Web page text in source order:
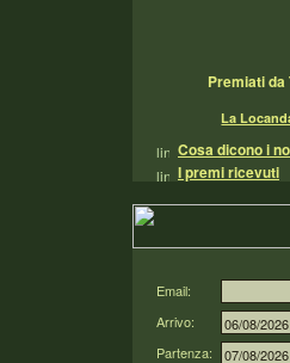
Premiati
La
Cosa dicono i
I premi ricevuti
Email:
Arrivo:
Partenza: